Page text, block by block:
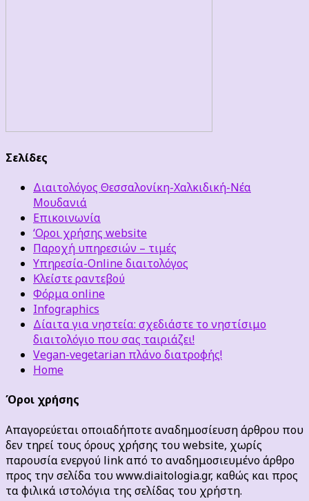
Σελίδες
Διαιτολόγος Θεσσαλονίκη-Χαλκιδική-Νέα
Μουδανιά
Επικοινωνία
‘Οροι χρήσης website
Παροχή υπηρεσιών – τιμές
Υπηρεσία-Online διαιτολόγος
Κλείστε ραντεβού
Φόρμα online
Infographics
Δίαιτα για νηστεία: σχεδιάστε το νηστίσιμο
διαιτολόγιο που σας ταιριάζει!
Vegan-vegetarian πλάνο διατροφής!
Home
Όροι χρήσης
Απαγορεύεται οποιαδήποτε αναδημοσίευση άρθρου που
δεν τηρεί τους όρους χρήσης του website, χωρίς
παρουσία ενεργού link από το αναδημοσιευμένο άρθρο
προς την σελίδα του www.diaitologia.gr, καθώς και προς
τα φιλικά ιστολόγια της σελίδας του χρήστη.